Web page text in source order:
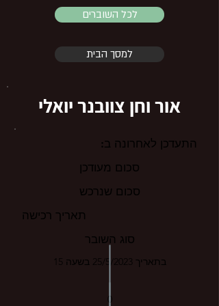
לכל השוברים
למסך הבית
אור וחן צוובנר יואלי
התעדכן לאחרונה ב:
סכום מעודכן
סכום שנרכש
תאריך רכישה
סוג השובר
בתאריך 25/5/2023 בשעה 15
0